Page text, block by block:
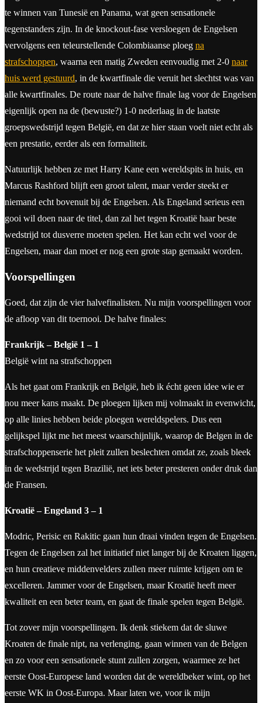
te winnen van Tunesië en Panama, wat geen sensationele
tegenstanders zijn. In de knockout-fase versloegen de Engelsen
vervolgens een teleurstellende Colombiaanse ploeg na
strafschoppen, waarna een matig Zweden eenvoudig met 2-0 naar
huis werd gestuurd, in de kwartfinale die veruit het slechtst was van
alle kwartfinales. De route naar de halve finale lag voor de Engelsen
eigenlijk open na de (bewuste?) 1-0 nederlaag in de laatste
groepswedstrijd tegen België, en dat ze hier staan voelt niet echt als
een prestatie, eerder als een formaliteit.
Natuurlijk hebben ze met Harry Kane een wereldspits in huis, en
Marcus Rashford blijft een groot talent, maar verder steekt er
niemand echt bovenuit bij de Engelsen. Als Engeland serieus een
gooi wil doen naar de titel, dan zal het tegen Kroatië haar beste
wedstrijd tot dusverre moeten spelen. Het kan echt wel voor de
Engelsen, maar dan moet er nog een grote stap gemaakt worden.
Voorspellingen
Goed, dat zijn de vier halvefinalisten. Nu mijn voorspellingen voor
de afloop van dit toernooi. De halve finales:
Frankrijk – België 1 – 1
België wint na strafschoppen
Als het gaat om Frankrijk en België, heb ik écht geen idee wie er
nou meer kans maakt. De ploegen lijken mij volmaakt in evenwicht,
op alle linies hebben beide ploegen wereldspelers. Dus een
gelijkspel lijkt me het meest waarschijnlijk, waarop de Belgen in de
strafschoppenserie het pleit zullen beslechten omdat ze, zoals bleek
in de wedstrijd tegen Brazilië, net iets beter presteren onder druk dan
de Fransen.
Kroatië – Engeland 3 – 1
Modric, Perisic en Rakitic gaan hun draai vinden tegen de Engelsen.
Tegen de Engelsen zal het initiatief niet langer bij de Kroaten liggen,
en hun creatieve middenvelders zullen meer ruimte krijgen om te
excelleren. Jammer voor de Engelsen, maar Kroatië heeft meer
kwaliteit en een beter team, en gaat de finale spelen tegen België.
Tot zover mijn voorspellingen. Ik denk stiekem dat de sluwe
Kroaten de finale nipt, na verlenging, gaan winnen van de Belgen
en zo voor een sensationele stunt zullen zorgen, waarmee ze het
eerste Oost-Europese land worden dat de wereldbeker wint, op het
eerste WK in Oost-Europa. Maar laten we, voor ik mijn